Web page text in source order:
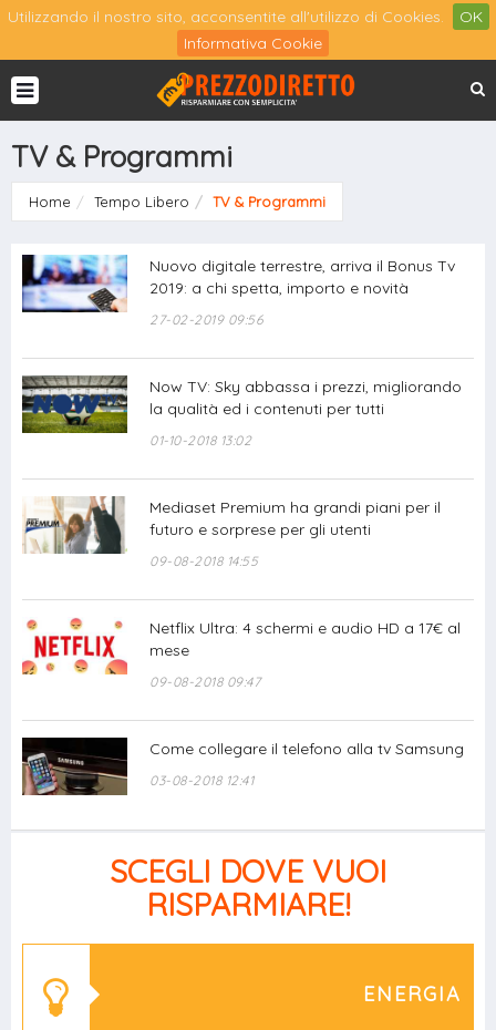
Utilizzando il nostro sito, acconsentite all'utilizzo di Cookies.
OK
Informativa Cookie
TV & Programmi
Home Tempo Libero TV & Programmi
Nuovo digitale terrestre, arriva il Bonus Tv
2019: a chi spetta, importo e novità
27-02-2019 09:56
Now TV: Sky abbassa i prezzi, migliorando
la qualità ed i contenuti per tutti
01-10-2018 13:02
Mediaset Premium ha grandi piani per il
futuro e sorprese per gli utenti
09-08-2018 14:55
Netflix Ultra: 4 schermi e audio HD a 17€ al
mese
09-08-2018 09:47
Come collegare il telefono alla tv Samsung
03-08-2018 12:41
SCEGLI DOVE VUOI
RISPARMIARE!
ENERGIA